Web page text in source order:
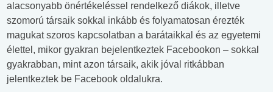
alacsonyabb önértékeléssel rendelkező diákok, illetve
szomorú társaik sokkal inkább és folyamatosan érezték
magukat szoros kapcsolatban a barátaikkal és az egyetemi
élettel, mikor gyakran bejelentkeztek Facebookon – sokkal
gyakrabban, mint azon társaik, akik jóval ritkábban
jelentkeztek be Facebook oldalukra.